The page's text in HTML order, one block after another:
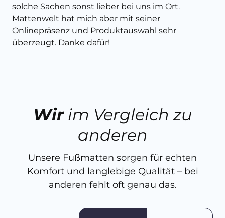
solche Sachen sonst lieber bei uns im Ort.
Mattenwelt hat mich aber mit seiner
Onlinepräsenz und Produktauswahl sehr
überzeugt. Danke dafür!
Wirim Vergleich zu
anderen
Unsere Fußmatten sorgen für echten
Komfort und langlebige Qualität – bei
anderen fehlt oft genau das.